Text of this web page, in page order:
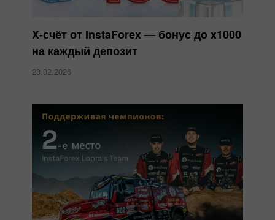
X-счёт от InstaForex — бонус до x1000
на каждый депозит
23.02.2026